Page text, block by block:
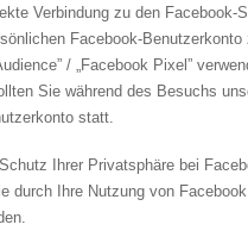
Verbindung zu den
Facebook-
/ „Facebook Pixel”
Sie während des Besuchs
statt.
Ihrer Privatsphäre bei
Ihre Nutzung von